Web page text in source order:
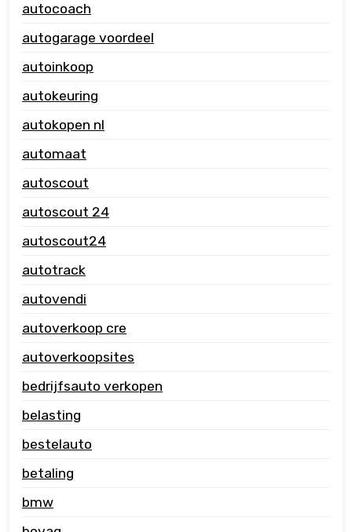
autocoach
autogarage voordeel
autoinkoop
autokeuring
autokopen nl
automaat
autoscout
autoscout 24
autoscout24
autotrack
autovendi
autoverkoop cre
autoverkoopsites
bedrijfsauto verkopen
belasting
bestelauto
betaling
bmw